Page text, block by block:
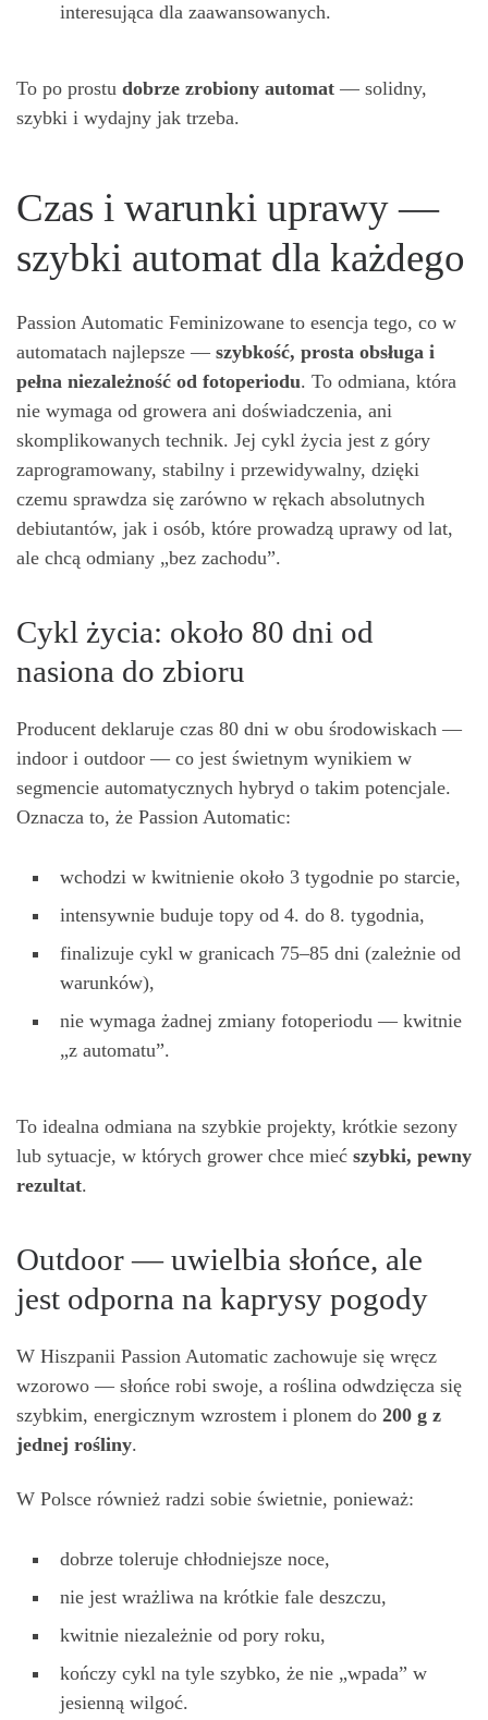
interesująca dla zaawansowanych.
To po prostu dobrze zrobiony automat — solidny,
szybki i wydajny jak trzeba.
Czas i warunki uprawy —
szybki automat dla każdego
Passion Automatic Feminizowane to esencja tego, co w
automatach najlepsze — szybkość, prosta obsługa i
pełna niezależność od fotoperiodu. To odmiana, która
nie wymaga od growera ani doświadczenia, ani
skomplikowanych technik. Jej cykl życia jest z góry
zaprogramowany, stabilny i przewidywalny, dzięki
czemu sprawdza się zarówno w rękach absolutnych
debiutantów, jak i osób, które prowadzą uprawy od lat,
ale chcą odmiany „bez zachodu”.
Cykl życia: około 80 dni od
nasiona do zbioru
Producent deklaruje czas 80 dni w obu środowiskach —
indoor i outdoor — co jest świetnym wynikiem w
segmencie automatycznych hybryd o takim potencjale.
Oznacza to, że Passion Automatic:
wchodzi w kwitnienie około 3 tygodnie po starcie,
intensywnie buduje topy od 4. do 8. tygodnia,
finalizuje cykl w granicach 75–85 dni (zależnie od
warunków),
nie wymaga żadnej zmiany fotoperiodu — kwitnie
„z automatu”.
To idealna odmiana na szybkie projekty, krótkie sezony
lub sytuacje, w których grower chce mieć szybki, pewny
rezultat.
Outdoor — uwielbia słońce, ale
jest odporna na kaprysy pogody
W Hiszpanii Passion Automatic zachowuje się wręcz
wzorowo — słońce robi swoje, a roślina odwdzięcza się
szybkim, energicznym wzrostem i plonem do 200 g z
jednej rośliny.
W Polsce również radzi sobie świetnie, ponieważ:
dobrze toleruje chłodniejsze noce,
nie jest wrażliwa na krótkie fale deszczu,
kwitnie niezależnie od pory roku,
kończy cykl na tyle szybko, że nie „wpada” w
jesienną wilgoć.